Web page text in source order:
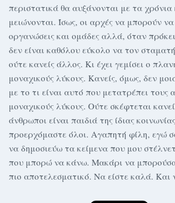
περιστατικά θα αυξάνονται με τα χρόνια
μειώνονται. Ίσως, οι αρχές να μπορούν
οργανώσεις και ομάδες αλλά, όταν
δεν είναι καθόλου εύκολο να τον
ούτε κανείς άλλος. Κι έχει γεμίσει ο
μοναχικούς λύκους. Κανείς, όμως, δεν
με το τι είναι αυτό που μετατρέπει τους
μοναχικούς λύκους. Ούτε σκέφτεται
άνθρωποι είναι παιδιά της ίδιας
προερχόμαστε όλοι. Αγαπητή φίλη, εγώ
να δημοσιεύω τα κείμενα που μου
που μπορώ να κάνω. Μακάρι να
πιο αποτελεσματικό. Να είστε καλά. Και